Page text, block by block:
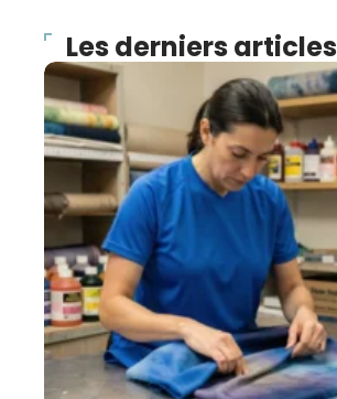
Les derniers articles